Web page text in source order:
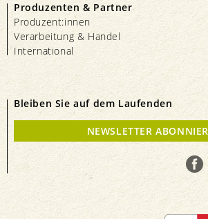
Produzenten & Partner
Produzent:innen
Verarbeitung & Handel
International
Bleiben Sie auf dem Laufenden
NEWSLETTER